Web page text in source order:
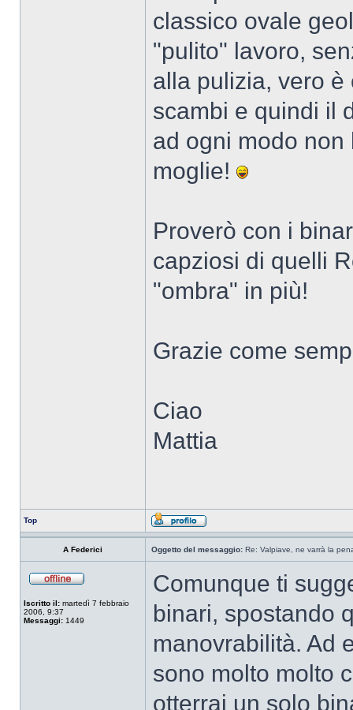
classico ovale
"pulito" lavoro,
alla pulizia, vero
scambi e quindi il
ad ogni modo
moglie!
Proverò con i
capziosi di quelli
"ombra" in più!
Grazie come
Ciao
Mattia
Top
A Federici Oggetto del messaggio: Re: Valpiave, ne varrà la
Iscritto il: martedì 7 febbraio
2006, 9:37
Messaggi: 1449
Comunque ti
binari, spostando
manovrabilità. Ad
sono molto molto
otterrai un solo